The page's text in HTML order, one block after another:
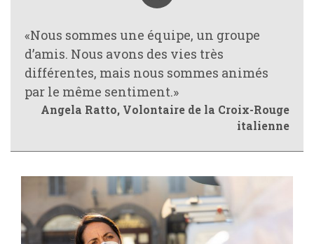
«Nous sommes une équipe, un groupe
d’amis. Nous avons des vies très
différentes, mais nous sommes animés
par le même sentiment.»
Angela Ratto, Volontaire de la Croix-Rouge
italienne